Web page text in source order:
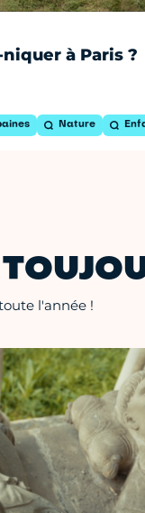
à Paris ?
Nature
l'année !